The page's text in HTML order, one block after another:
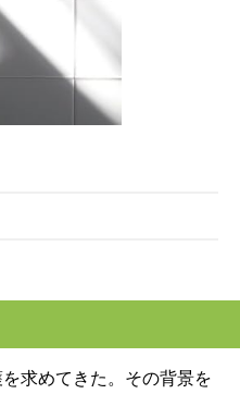
求めてきた。その背景を